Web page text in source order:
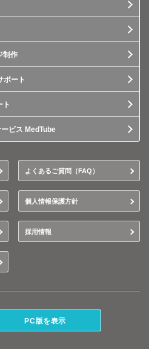
制作
ポート
ト
ビス MedTube
よくあるご質問（FAQ）
個人情報保護方針
採用情報
PC版を表示